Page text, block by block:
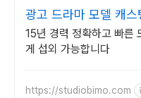
광고 드라마 모델 캐
15년 경력 정확하고 빠른
게 섭외 가능합니다
https://studiobimo.com